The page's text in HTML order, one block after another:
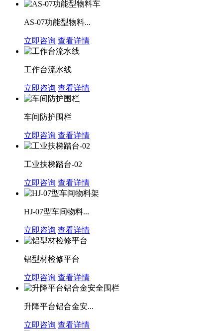
AS-07功能型物料...
立即咨询 查看详情
工作台流水线
立即咨询 查看详情
车间防护围栏
立即咨询 查看详情
工业扶梯踏台-02
立即咨询 查看详情
HJ-07型车间物料...
立即咨询 查看详情
铝型材检修平台
立即咨询 查看详情
升降平台铝合金安...
立即咨询 查看详情